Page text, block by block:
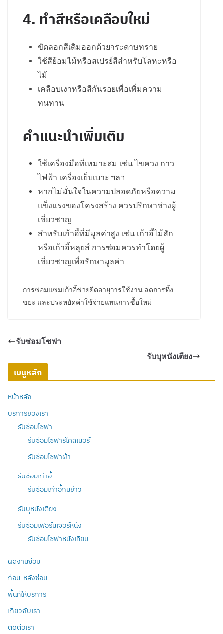
4. ทำสีหรือเคลือบใหม่
ขัดลอกสีเดิมออกด้วยกระดาษทราย
ใช้สีย้อมไม้หรือสเปรย์สีสำหรับโลหะหรือ
ไม้
เคลือบเงาหรือสีกันรอยเพื่อเพิ่มความ
ทนทาน
คำแนะนำเพิ่มเติม
ใช้เครื่องมือที่เหมาะสม เช่น ไขควง กาว
ไฟฟ้า เครื่องเย็บเบาะ ฯลฯ
หากไม่มั่นใจในความปลอดภัยหรือความ
แข็งแรงของโครงสร้าง ควรปรึกษาช่างผู้
เชี่ยวชาญ
สำหรับเก้าอี้ที่มีมูลค่าสูง เช่น เก้าอี้ไม้สัก
หรือเก้าอี้หลุยส์ การซ่อมควรทำโดยผู้
เชี่ยวชาญเพื่อรักษามูลค่า
การซ่อมแซมเก้าอี้ช่วยยืดอายุการใช้งาน ลดการทิ้ง
ขยะ และประหยัดค่าใช้จ่ายแทนการซื้อใหม่
รับซ่อมโซฟา
รับบุหนังเตียง
เมนูหลัก
หน้าหลัก
บริการของเรา
รับซ่อมโซฟา
รับซ่อมโซฟารีไคลเนอร์
รับซ่อมโซฟาผ้า
รับซ่อมเก้าอี้
รับซ่อมเก้าอี้กินข้าว
รับบุหนังเตียง
รับซ่อมเฟอร์นิเจอร์หนัง
รับซ่อมโซฟาหนังเทียม
ผลงานซ่อม
ก่อน-หลังซ่อม
พื้นที่ให้บริการ
เกี่ยวกับเรา
ติดต่อเรา